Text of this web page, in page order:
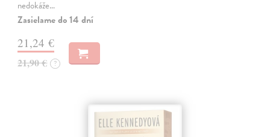
nedokáže…
Zasielame do 14 dní
21,24 €
21,90 € ?